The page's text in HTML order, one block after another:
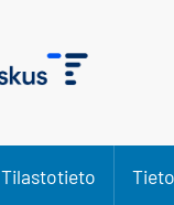
Tilastotieto